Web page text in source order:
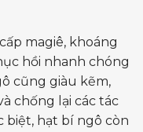
magiê, khoáng
hồi nhanh chóng
cũng giàu kẽm,
chống lại các tác
biệt, hạt bí ngô còn